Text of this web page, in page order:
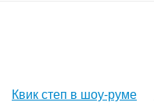
Квик степ в шоу-руме